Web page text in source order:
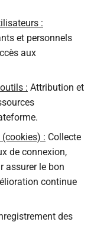
:
et personnels
aux
: Attribution et
: Collecte
de connexion,
assurer le bon
continue
des